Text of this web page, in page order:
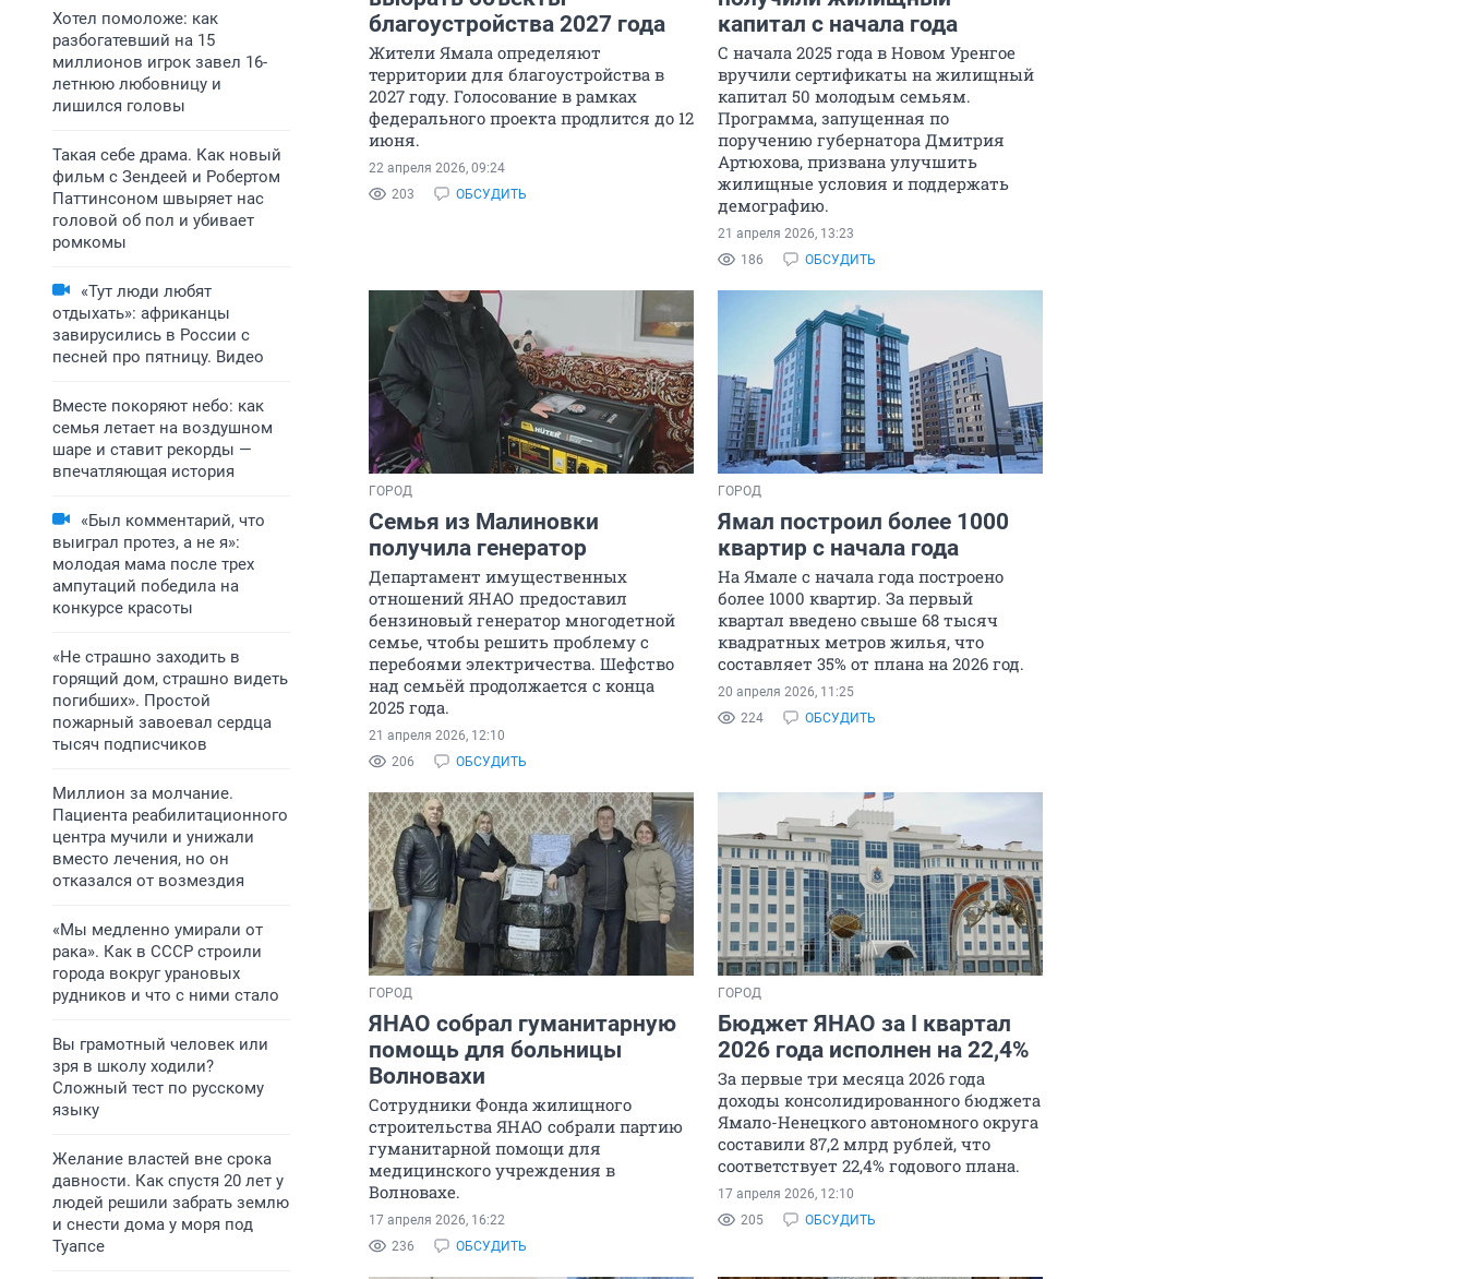
Хотел помоложе: как
разбогатевший на 15
миллионов игрок завел 16-
летнюю любовницу и
лишился головы
Такая себе драма. Как новый
фильм с Зендеей и Робертом
Паттинсоном швыряет нас
головой об пол и убивает
ромкомы
«Тут люди любят
отдыхать»: африканцы
завирусились в России с
песней про пятницу. Видео
Вместе покоряют небо: как
семья летает на воздушном
шаре и ставит рекорды —
впечатляющая история
«Был комментарий, что
выиграл протез, а не я»:
молодая мама после трех
ампутаций победила на
конкурсе красоты
«Не страшно заходить в
горящий дом, страшно видеть
погибших». Простой
пожарный завоевал сердца
тысяч подписчиков
Миллион за молчание.
Пациента реабилитационного
центра мучили и унижали
вместо лечения, но он
отказался от возмездия
«Мы медленно умирали от
рака». Как в СССР строили
города вокруг урановых
рудников и что с ними стало
Вы грамотный человек или
зря в школу ходили?
Сложный тест по русскому
языку
Желание властей вне срока
давности. Как спустя 20 лет у
людей решили забрать землю
и снести дома у моря под
Туапсе
благоустройства 2027 года
Жители Ямала определяют
территории для благоустройства в
2027 году. Голосование в рамках
федерального проекта продлится до 12
июня.
203 ОБСУДИТЬ
22 апреля 2026, 09:24
капитал с начала года
С начала 2025 года в Новом Уренгое
вручили сертификаты на жилищный
капитал 50 молодым семьям.
Программа, запущенная по
поручению губернатора Дмитрия
Артюхова, призвана улучшить
жилищные условия и поддержать
демографию.
186 ОБСУДИТЬ
21 апреля 2026, 13:23
ГОРОД
Семья из Малиновки
получила генератор
Департамент имущественных
отношений ЯНАО предоставил
бензиновый генератор многодетной
семье, чтобы решить проблему с
перебоями электричества. Шефство
над семьёй продолжается с конца
2025 года.
206 ОБСУДИТЬ
21 апреля 2026, 12:10
ГОРОД
Ямал построил более 1000
квартир с начала года
На Ямале с начала года построено
более 1000 квартир. За первый
квартал введено свыше 68 тысяч
квадратных метров жилья, что
составляет 35% от плана на 2026 год.
224 ОБСУДИТЬ
20 апреля 2026, 11:25
ГОРОД
ЯНАО собрал гуманитарную
помощь для больницы
Волновахи
Сотрудники Фонда жилищного
строительства ЯНАО собрали партию
гуманитарной помощи для
медицинского учреждения в
Волновахе.
236 ОБСУДИТЬ
17 апреля 2026, 16:22
ГОРОД
Бюджет ЯНАО за I квартал
2026 года исполнен на 22,4%
За первые три месяца 2026 года
доходы консолидированного бюджета
Ямало-Ненецкого автономного округа
составили 87,2 млрд рублей, что
соответствует 22,4% годового плана.
205 ОБСУДИТЬ
17 апреля 2026, 12:10